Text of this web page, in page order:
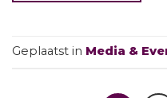
Geplaatst in Media &